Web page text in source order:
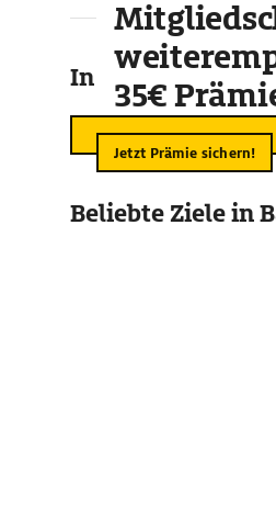
In der Umgebung
35€
Jetzt Prämie sichern!
Beliebte Ziele in